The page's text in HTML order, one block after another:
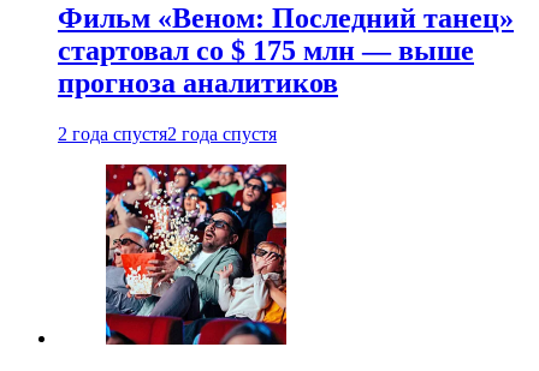
Фильм «Веном: Последний танец»
стартовал со $ 175 млн — выше
прогноза аналитиков
2 года спустя2 года спустя